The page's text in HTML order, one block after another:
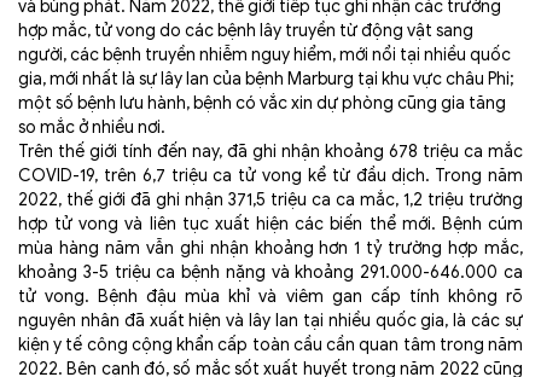
và bùng phát. Năm 2022, thế giới tiếp tục ghi nhận các trường
hợp mắc, tử vong do các bệnh lây truyền từ động vật sang
người, các bệnh truyền nhiễm nguy hiểm, mới nổi tại nhiều quốc
gia, mới nhất là sự lây lan của bệnh Marburg tại khu vực châu Phi;
một số bệnh lưu hành, bệnh có vắc xin dự phòng cũng gia tăng
so mắc ở nhiều nơi.
Trên thế giới tính đến nay, đã ghi nhận khoảng 678 triệu ca mắc
COVID-19, trên 6,7 triệu ca tử vong kể từ đầu dịch. Trong năm
2022, thế giới đã ghi nhận 371,5 triệu ca ca mắc, 1,2 triệu trường
hợp tử vong và liên tục xuất hiện các biến thể mới. Bệnh cúm
mùa hàng năm vẫn ghi nhận khoảng hơn 1 tỷ trường hợp mắc,
khoảng 3-5 triệu ca bệnh nặng và khoảng 291.000-646.000 ca
tử vong. Bệnh đậu mùa khỉ và viêm gan cấp tính không rõ
nguyên nhân đã xuất hiện và lây lan tại nhiều quốc gia, là các sự
kiện y tế công cộng khẩn cấp toàn cầu cần quan tâm trong năm
2022. Bên cạnh đó, số mắc sốt xuất huyết trong năm 2022 cũng